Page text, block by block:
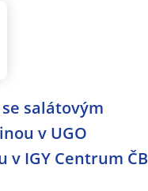
salátovým
v UGO
v IGY Centrum ČB